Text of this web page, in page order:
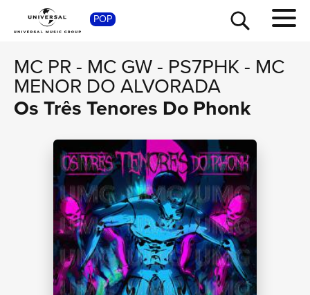
POP
MC PR- MC GW- PS7PHK- MC
MENOR DO ALVORADA
Os Três Tenores Do Phonk
SHOP
TOUR NEWS